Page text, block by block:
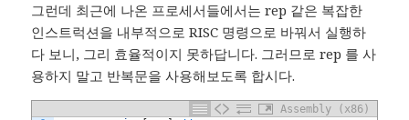
그런데 최근에 나온 프로세서들에서는 rep 같은 복잡한
인스트럭션을 내부적으로 RISC 명령으로 바꿔서 실행하
다 보니, 그리 효율적이지 못하답니다. 그러므로 rep 를 사
용하지 말고 반복문을 사용해보도록 합시다.
Assembly (x86)